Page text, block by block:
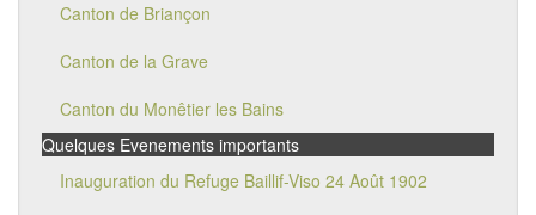
Canton de Briançon
Canton de la Grave
Canton du Monêtier les Bains
Quelques Evenements importants
Inauguration du Refuge Baillif-Viso 24 Août 1902